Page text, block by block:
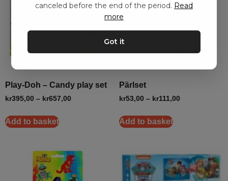
Play-Doh – Candy play set
kr395,00 – kr657,00
Add to basket
Pärlset
kr53,00 – kr111,00
Add to basket
canceled before the end of the period. Read
more
Got it